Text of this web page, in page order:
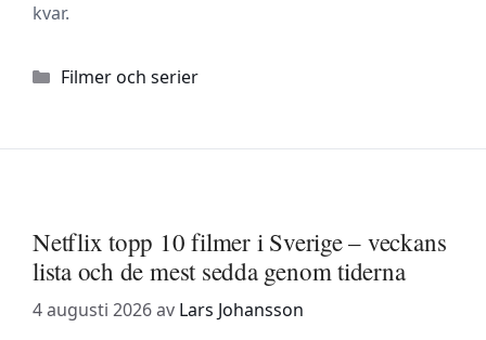
kvar.
Kategorier
Filmer och serier
Netflix topp 10 filmer i Sverige – veckans
lista och de mest sedda genom tiderna
4 augusti 2026av Lars Johansson